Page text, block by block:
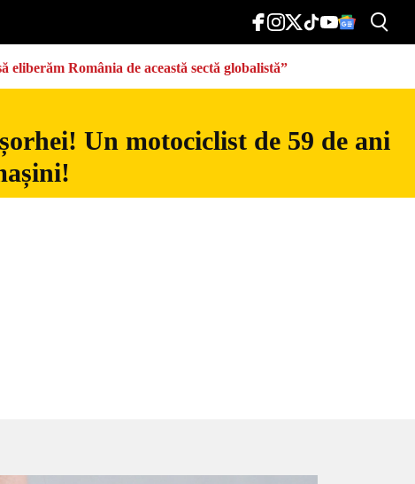
România de această sectă globalistă”
Un motociclist de 59 de ani